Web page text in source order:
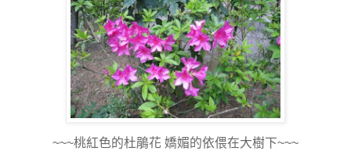
~~~桃紅色的杜鵑花 嬌媚的依偎在大樹下~~~